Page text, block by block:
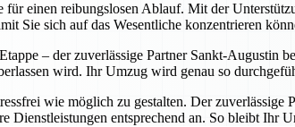
einen reibungslosen Ablauf. Mit der
Sie sich auf das Wesentliche konzentrieren
– der zuverlässige Partner Sankt-
wird. Ihr Umzug wird genau so
wie möglich zu gestalten. Der
Dienstleistungen entsprechend an. So bleibt